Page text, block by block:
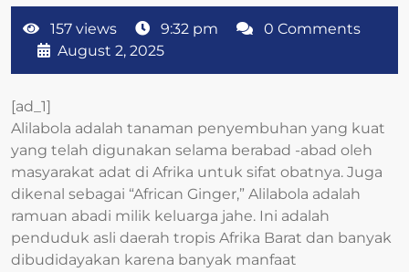
157 views 9:32 pm
0 Comments
August 2, 2025
[ad_1]
Alilabola adalah tanaman penyembuhan yang kuat
yang telah digunakan selama berabad -abad oleh
masyarakat adat di Afrika untuk sifat obatnya. Juga
dikenal sebagai “African Ginger,” Alilabola adalah
ramuan abadi milik keluarga jahe. Ini adalah
penduduk asli daerah tropis Afrika Barat dan banyak
dibudidayakan karena banyak manfaat